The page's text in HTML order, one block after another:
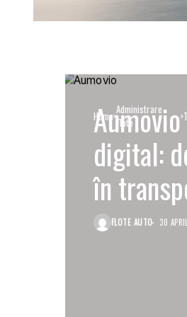
Home Administrare
flote
digital:
în
FLOTE AUTO 30